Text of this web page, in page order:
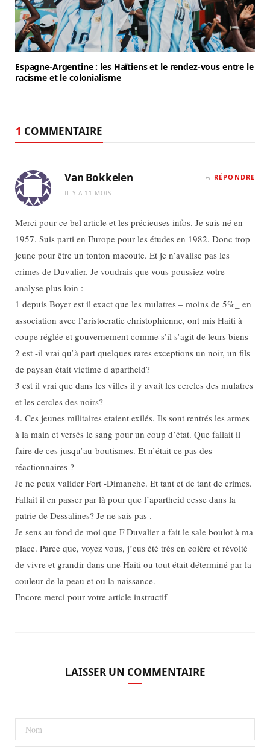
Espagne-Argentine : les Haïtiens et le rendez-vous entre le
racisme et le colonialisme
1 COMMENTAIRE
Van Bokkelen
IL Y A 11 MOIS
RÉPONDRE
Merci pour ce bel article et les précieuses infos. Je suis né en
1957. Suis parti en Europe pour les études en 1982. Donc trop
jeune pour être un tonton macoute. Et je n’avalise pas les
crimes de Duvalier. Je voudrais que vous poussiez votre
analyse plus loin :
1 depuis Boyer est il exact que les mulatres – moins de 5%_ en
association avec l’aristocratie christophienne, ont mis Haiti à
coupe réglée et gouvernement comme s’il s’agit de leurs biens
2 est -il vrai qu’à part quelques rares exceptions un noir, un fils
de paysan était victime d apartheid?
3 est il vrai que dans les villes il y avait les cercles des mulatres
et les cercles des noirs?
4. Ces jeunes militaires etaient exilés. Ils sont rentrés les armes
à la main et versés le sang pour un coup d’état. Que fallait il
faire de ces jusqu’au-boutismes. Et n’était ce pas des
réactionnaires ?
Je ne peux valider Fort -Dimanche. Et tant et de tant de crimes.
Fallait il en passer par là pour que l’apartheid cesse dans la
patrie de Dessalines? Je ne sais pas .
Je sens au fond de moi que F Duvalier a fait le sale boulot à ma
place. Parce que, voyez vous, j’eus été très en colère et révolté
de vivre et grandir dans une Haiti ou tout était déterminé par la
couleur de la peau et ou la naissance.
Encore merci pour votre article instructif
LAISSER UN COMMENTAIRE